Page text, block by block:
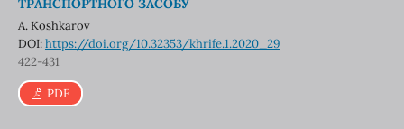
ТРАНСПОРТНОГО ЗАСОБУ
A. Koshkarov
DOI:https://doi.org/10.32353/khrife.1.2020_29
422-431
PDF